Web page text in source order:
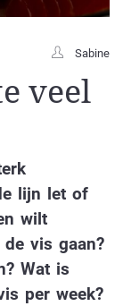
Sabine
veel
lijn let of
wilt
vis gaan?
Wat is
per week?